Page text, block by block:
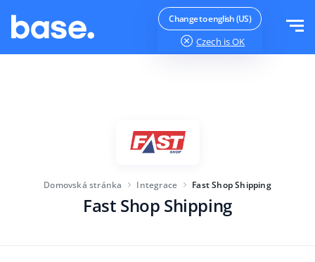
Change to english (US)
Czech is OK
Produktový manažer
Pro začínající e-commerce
Přihlásit se
Domovská stránka Integrace Fast Shop Shipping
Fast Shop Shipping